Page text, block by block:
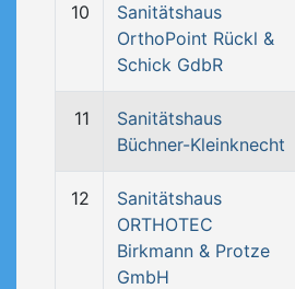
10
Sanitätshaus
OrthoPoint Rückl &
Schick GdbR
11
Sanitätshaus
Büchner-Kleinknecht
12
Sanitätshaus
ORTHOTEC
Birkmann & Protze
GmbH